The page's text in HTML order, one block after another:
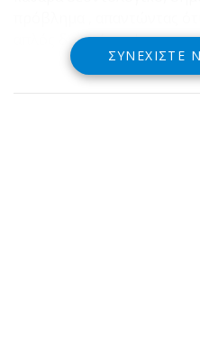
απλός δικηγόρος !
ΣΥΝΕΧΊΣΤΕ